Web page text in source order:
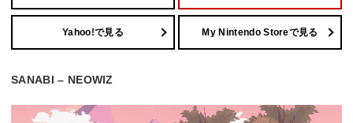
Yahoo!で見る My Nintendo Storeで見る
SANABI – NEOWIZ